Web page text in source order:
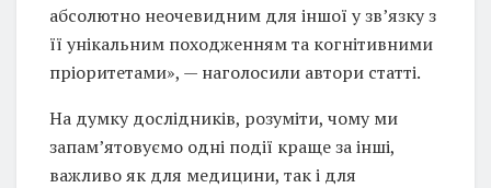
абсолютно неочевидним для іншої у зв’язку з
її унікальним походженням та когнітивними
пріоритетами», — наголосили автори статті.
На думку дослідників, розуміти, чому ми
запам’ятовуємо одні події краще за інші,
важливо як для медицини, так і для